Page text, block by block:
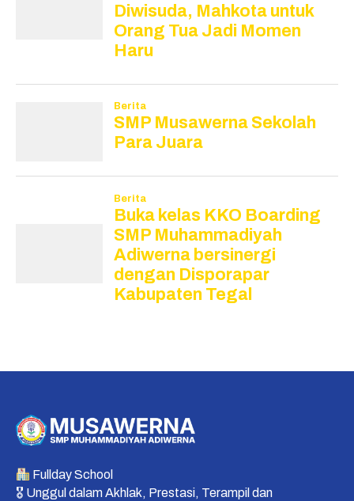
Fullday School
🎖 Unggul dalam Akhlak, Prestasi, Terampil dan